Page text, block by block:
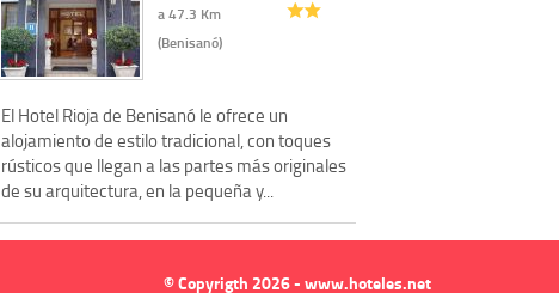
a 47.3 Km
(Benisanó)
El Hotel Rioja de Benisanó le ofrece un
alojamiento de estilo tradicional, con toques
rústicos que llegan a las partes más originales
de su arquitectura, en la pequeña y...
© Copyrigth 2026 - www.hoteles.net